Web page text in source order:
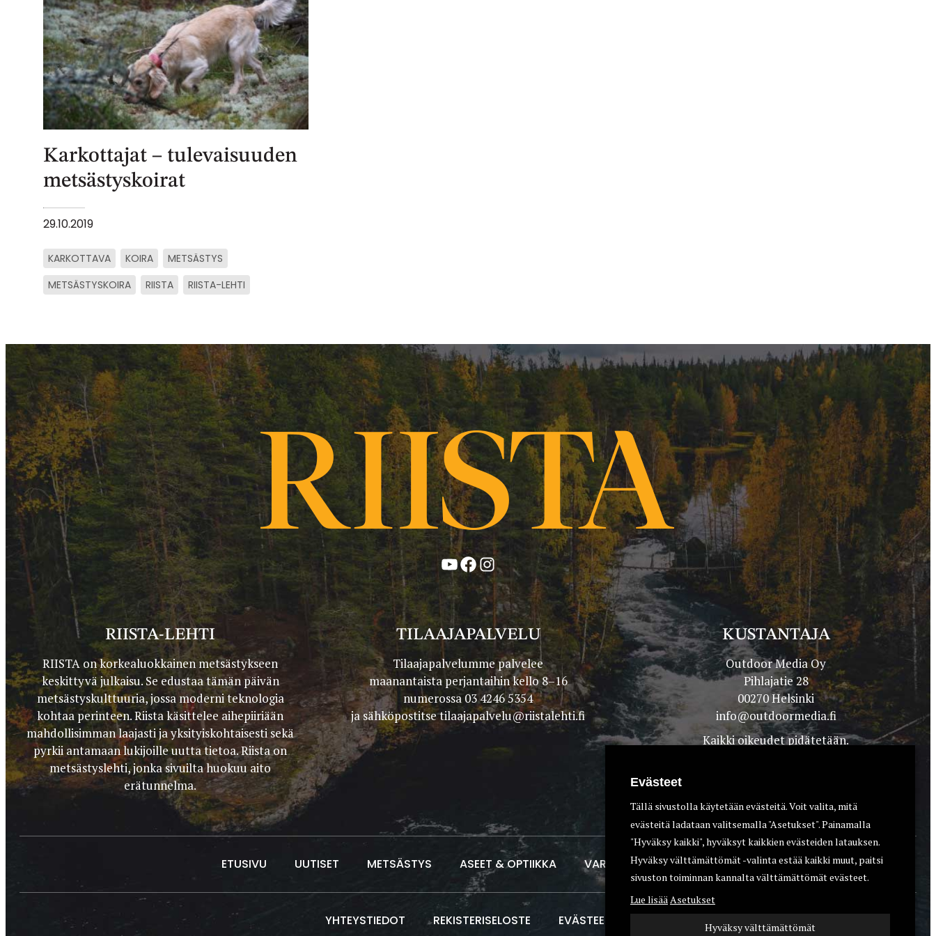
Karkottajat – tulevaisuuden
metsästyskoirat
29.10.2019
KARKOTTAVA KOIRA
METSÄSTYS
METSÄSTYSKOIRA
RIISTA RIISTA-LEHTI
YouTube
Facebook
Instagram
RIISTA-LEHTI
RIISTA on korkealuokkainen metsästykseen
keskittyvä julkaisu. Se edustaa tämän päivän
metsästyskulttuuria, jossa moderni teknologia
kohtaa perinteen. Riista käsittelee aihepiiriään
mahdollisimman laajasti ja yksityiskohtaisesti sekä
pyrkii antamaan lukijoille uutta tietoa. Riista on
metsästyslehti, jonka sivuilta huokuu aito
erätunnelma.
TILAAJAPALVELU
Tilaajapalvelumme palvelee
maanantaista perjantaihin kello 8–16
numerossa 03 4246 5354
ja sähköpostitsetilaajapalvelu@riistalehti.fi
KUSTANTAJA
Outdoor Media Oy
Pihlajatie 28
00270 Helsinki
info@outdoormedia.fi
Kaikki oikeudet pidätetään.
ETUSIVU UUTISET METSÄSTYS ASEET & OPTIIKKA VARUSTEET KOIRAT
YHTEYSTIEDOT REKISTERISELOSTE EVÄSTEET
Evästeet
Tällä sivustolla käytetään evästeitä. Voit valita, mitä
evästeitä ladataan valitsemalla "Asetukset". Painamalla
"Hyväksy kaikki", hyväksyt kaikkien evästeiden latauksen.
Hyväksy välttämättömät -valinta estää kaikki muut, paitsi
sivuston toiminnan kannalta välttämättömät evästeet.
Lue lisääAsetukset
Hyväksy välttämättömät